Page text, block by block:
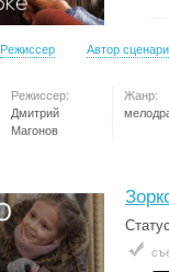
Режиссер Автор
Режиссер:
Дмитрий
Магонов
Жанр: